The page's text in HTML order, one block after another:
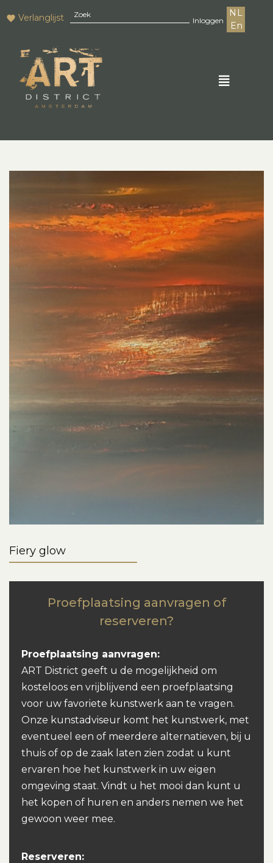
Verlanglijst Inloggen
NL
En
Fiery glow
Proefplaatsing aanvragen of
reserveren?
Proefplaatsing aanvragen:
ART District geeft u de mogelijkheid om
kosteloos en vrijblijvend een proefplaatsing
voor uw favoriete kunstwerk aan te vragen.
Onze kunstadviseur komt het kunstwerk, met
eventueel een of meerdere alternatieven, bij u
thuis of op de zaak laten zien zodat u kunt
ervaren hoe het kunstwerk in uw eigen
omgeving staat. Vindt u het mooi dan kunt u
het kopen of huren en anders nemen we het
gewoon weer mee.
Reserveren: